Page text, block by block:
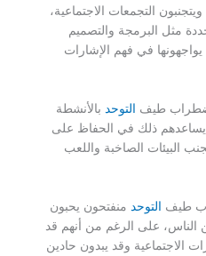
التجمعات الاجتماعية،
مثل البرمجة والتصميم
في فهم الإشارات
طيف التوحد بالأنشطة
يساعدهم ذلك في الحفاظ على
البيئات الصاخبة واللعب
طيف التوحد منفتحون يحبون
الناس، على الرغم من أنهم قد
الاجتماعية وقد يبدون حادين